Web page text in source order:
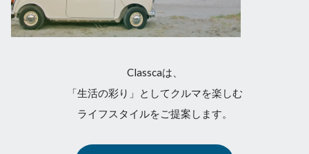
Classcaは、
「生活の彩り」としてクルマを楽しむ
ライフスタイルをご提案します。